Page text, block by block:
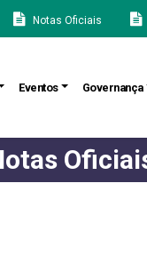
Notas Oficiais
Eventos Governança